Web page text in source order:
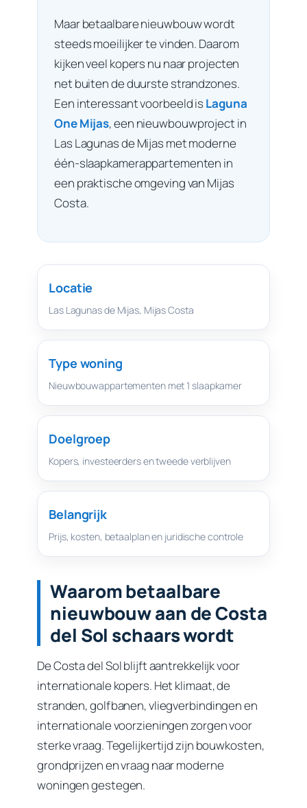
Maar betaalbare nieuwbouw wordt
steeds moeilijker te vinden. Daarom
kijken veel kopers nu naar projecten
net buiten de duurste strandzones.
Een interessant voorbeeld is Laguna
One Mijas, een nieuwbouwproject in
Las Lagunas de Mijas met moderne
één-slaapkamerappartementen in
een praktische omgeving van Mijas
Costa.
Locatie
Las Lagunas de Mijas, Mijas Costa
Type woning
Nieuwbouwappartementen met 1 slaapkamer
Doelgroep
Kopers, investeerders en tweede verblijven
Belangrijk
Prijs, kosten, betaalplan en juridische controle
Waarom betaalbare
nieuwbouw aan de Costa
del Sol schaars wordt
De Costa del Sol blijft aantrekkelijk voor
internationale kopers. Het klimaat, de
stranden, golfbanen, vliegverbindingen en
internationale voorzieningen zorgen voor
sterke vraag. Tegelijkertijd zijn bouwkosten,
grondprijzen en vraag naar moderne
woningen gestegen.